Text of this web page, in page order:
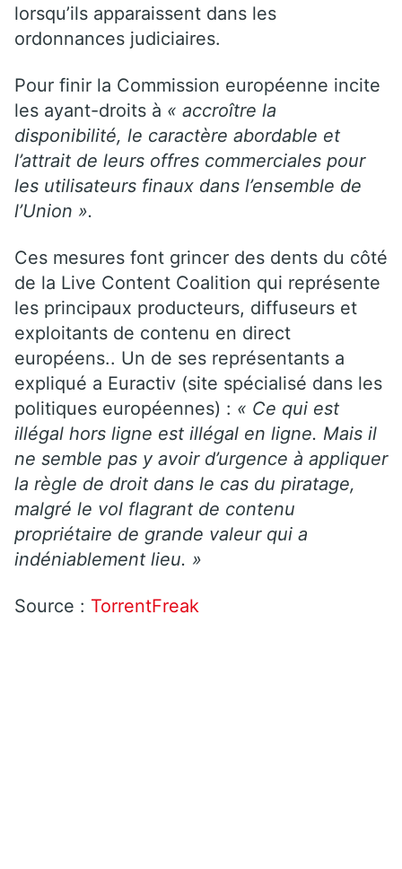
lorsqu’ils apparaissent dans les
ordonnances judiciaires.
Pour finir la Commission européenne incite
les ayant-droits à « accroître la
disponibilité, le caractère abordable et
l’attrait de leurs offres commerciales pour
les utilisateurs finaux dans l’ensemble de
l’Union ».
Ces mesures font grincer des dents du côté
de la Live Content Coalition qui représente
les principaux producteurs, diffuseurs et
exploitants de contenu en direct
européens.. Un de ses représentants a
expliqué a Euractiv (site spécialisé dans les
politiques européennes) : « Ce qui est
illégal hors ligne est illégal en ligne. Mais il
ne semble pas y avoir d’urgence à appliquer
la règle de droit dans le cas du piratage,
malgré le vol flagrant de contenu
propriétaire de grande valeur qui a
indéniablement lieu. »
Source : TorrentFreak